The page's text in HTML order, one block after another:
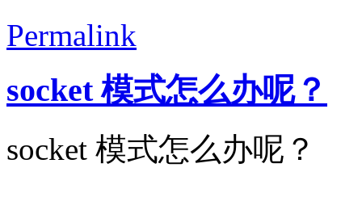
Permalink
socket 模式怎么办呢？
socket 模式怎么办呢？